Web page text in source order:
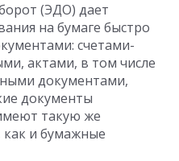
(ЭДО) дает
на бумаге быстро
счетами-
актами, в том числе
документами,
документы
такую же
и бумажные